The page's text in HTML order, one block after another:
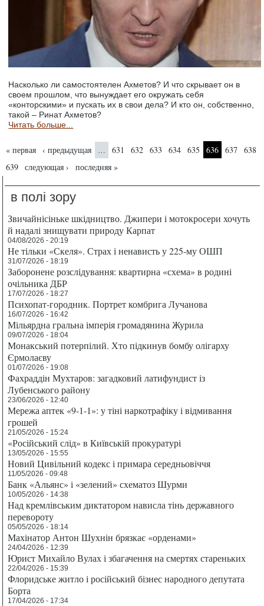
Насколько ли самостоятелен Ахметов? И что скрывает он в
своем прошлом, что вынуждает его окружать себя
«конторскими» и пускать их в свои дела? И кто он, собственно,
такой – Ринат Ахметов?
Читать больше...
Страницы
« первая ‹ предыдущая … 631 632 633 634 635 636 637
638
639
следующая › последняя »
в полі зору
Звичайнісіньке шкідництво. Джипери і мотокросери хочуть
й надалі знищувати природу Карпат
04/08/2026 - 20:19
Не тільки «Скеля». Страх і ненависть у 225-му ОШП
31/07/2026 - 18:19
Заборонене розслідування: квартирна «схема» в родині
очільника ДБР
17/07/2026 - 18:27
Психопат-городник. Портрет комбрига Лучанова
16/07/2026 - 16:42
Мільярдна гральна імперія громадянина Журила
09/07/2026 - 18:04
Монакський потерпілий. Хто підкинув бомбу олігарху
Єрмолаєву
01/07/2026 - 19:08
Фахраддін Мухтаров: загадковий латифундист із
Лубенського району
23/06/2026 - 12:40
Мережа аптек «9-1-1»: у тіні наркотрафіку і відмивання
грошей
21/05/2026 - 15:24
«Російський слід» в Київській прокуратурі
13/05/2026 - 15:55
Новий Цивільний кодекс і примара середньовіччя
11/05/2026 - 09:48
Банк «Альянс» і «зелений» схематоз Шурми
10/05/2026 - 14:38
Над кремлівським диктатором нависла тінь державного
перевороту
05/05/2026 - 18:14
Махінатор Антон Шухнін брязкає «орденами»
24/04/2026 - 12:39
Юрист Михайло Вулах і збагачення на смертях стареньких
22/04/2026 - 15:39
Флоридське житло і російський бізнес народного депутата
Борта
17/04/2026 - 17:34